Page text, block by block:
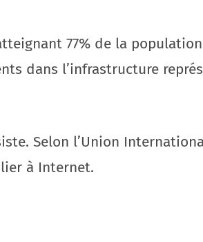
77% de la
dans l’infrastructure
Selon l’Union
à Internet.